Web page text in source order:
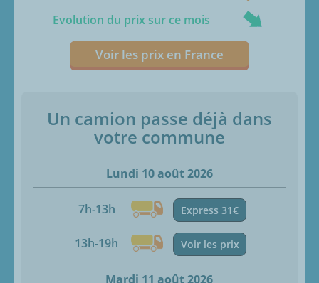
Evolution du prix sur ce mois
Voir les prix en France
Un camion passe déjà dans
votre commune
Lundi 10 août 2026
7h-13h Express 31€
13h-19h Voir les prix
Mardi 11 août 2026